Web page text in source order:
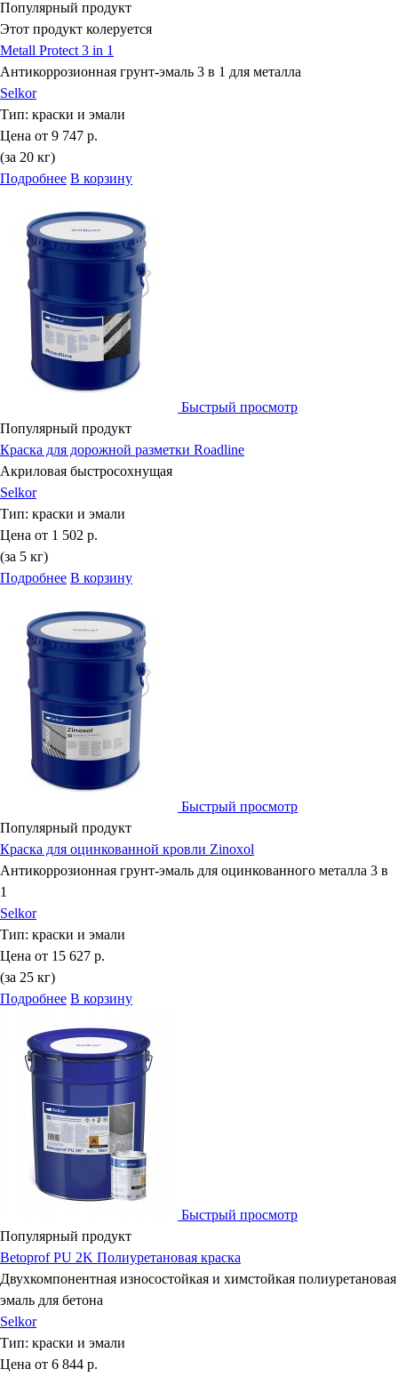
Популярный продукт
Этот продукт колеруется
Metall Protect 3 in 1
Антикоррозионная грунт-эмаль 3 в 1 для металла
Selkor
Тип: краски и эмали
Цена от 9 747 р.
(за 20 кг)
Подробнее В корзину
Быстрый просмотр
Популярный продукт
Краска для дорожной разметки Roadline
Акриловая быстросохнущая
Selkor
Тип: краски и эмали
Цена от 1 502 р.
(за 5 кг)
Подробнее В корзину
Быстрый просмотр
Популярный продукт
Краска для оцинкованной кровли Zinoxol
Антикоррозионная грунт-эмаль для оцинкованного металла 3 в
1
Selkor
Тип: краски и эмали
Цена от 15 627 р.
(за 25 кг)
Подробнее В корзину
Быстрый просмотр
Популярный продукт
Betoprof PU 2K Полиуретановая краска
Двухкомпонентная износостойкая и химстойкая полиуретановая
эмаль для бетона
Selkor
Тип: краски и эмали
Цена от 6 844 р.